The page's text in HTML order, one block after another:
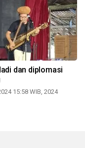
dan diplomasi
15:58 WIB, 2024